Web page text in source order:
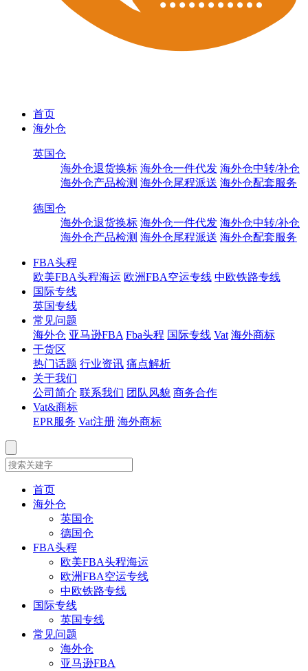
首页
海外仓
英国仓
海外仓退货换标 海外仓一件代发 海外仓中转/补仓
海外仓产品检测 海外仓尾程派送 海外仓配套服务
德国仓
海外仓退货换标 海外仓一件代发 海外仓中转/补仓
海外仓产品检测 海外仓尾程派送 海外仓配套服务
FBA头程
欧美FBA头程海运 欧洲FBA空运专线 中欧铁路专线
国际专线
英国专线
常见问题
海外仓 亚马逊FBA Fba头程 国际专线 Vat 海外商标
干货区
热门话题 行业资讯 痛点解析
关于我们
公司简介 联系我们 团队风貌 商务合作
Vat&商标
EPR服务 Vat注册 海外商标
首页
海外仓
英国仓
德国仓
FBA头程
欧美FBA头程海运
欧洲FBA空运专线
中欧铁路专线
国际专线
英国专线
常见问题
海外仓
亚马逊FBA